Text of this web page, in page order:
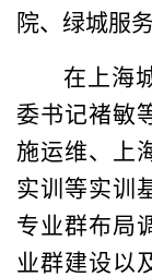
院、 绿城服
在上海
委书记褚敏
施运维、上
实训等实训
专业群布局
业群建设以